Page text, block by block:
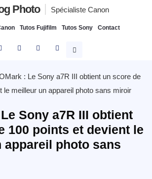
Photo Spécialiste Canon
Tutos Fujifilm Tutos Sony Contact
: Le Sony a7R III obtient un score de
le meilleur un appareil photo sans miroir
Sony a7R III obtient
100 points et devient le
appareil photo sans